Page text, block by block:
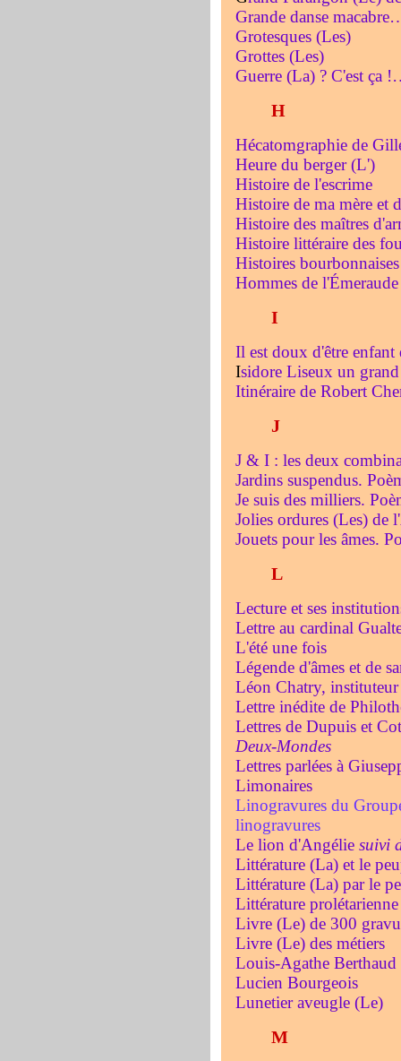
Grande danse
Grotesques (Les)
Grottes (Les)
Guerre (La) ? C'est ça
H
Hécatomgraphie de
Heure du berger (L')
Histoire de l'escrime
Histoire de ma mère et
Histoire des maîtres
Histoire littéraire des
Histoires bourbonnaises
Hommes de
I
Il est doux d'être enfant
Isidore Liseux un
Itinéraire de Robert
J
J & I : les deux
Jardins suspendus.
Je suis des milliers.
Jolies ordures (Les) de
Jouets pour les âmes.
L
Lecture et ses
Lettre au cardinal
L'été une fois
Légende d'âmes et de
Léon Chatry, instituteur
Lettre inédite de
Lettres de Dupuis et
Deux-Mondes
Lettres parlées à
Limonaires
Linogravures du
linogravures
Le lion d'Angélie suivi
Littérature (La) et le
Littérature (La) par le
Littérature
Livre (Le) de 300
Livre (Le) des métiers
Louis-Agathe Berthaud
Lucien Bourgeois
Lunetier aveugle (Le)
M